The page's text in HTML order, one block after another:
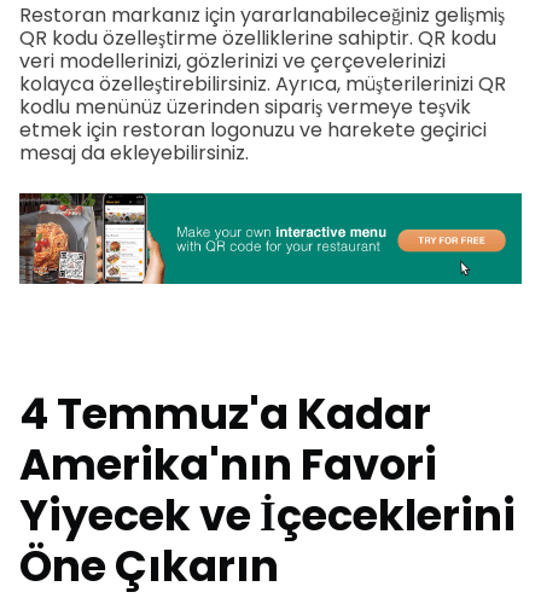
Restoran markanız için yararlanabileceğiniz gelişmiş
QR kodu özelleştirme özelliklerine sahiptir. QR kodu
veri modellerinizi, gözlerinizi ve çerçevelerinizi
kolayca özelleştirebilirsiniz. Ayrıca, müşterilerinizi QR
kodlu menünüz üzerinden sipariş vermeye teşvik
etmek için restoran logonuzu ve harekete geçirici
mesaj da ekleyebilirsiniz.
4 Temmuz'a Kadar
Amerika'nın Favori
Yiyecek ve İçeceklerini
Öne Çıkarın